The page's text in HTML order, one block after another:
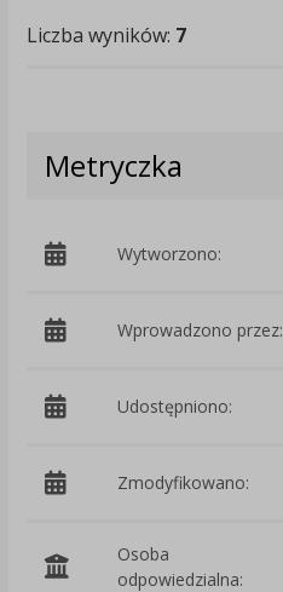
Liczba wyników: 7
Metryczka
Wytworzono:
Wprowadzono przez:
Udostępniono:
Zmodyfikowano:
Osoba
odpowiedzialna: